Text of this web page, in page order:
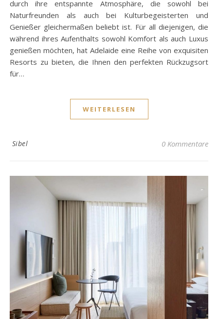
durch ihre entspannte Atmosphäre, die sowohl bei
Naturfreunden als auch bei Kulturbegeisterten und
Genießer gleichermaßen beliebt ist. Für all diejenigen, die
während ihres Aufenthalts sowohl Komfort als auch Luxus
genießen möchten, hat Adelaide eine Reihe von exquisiten
Resorts zu bieten, die Ihnen den perfekten Rückzugsort
für…
WEITERLESEN
Sibel 0 Kommentare